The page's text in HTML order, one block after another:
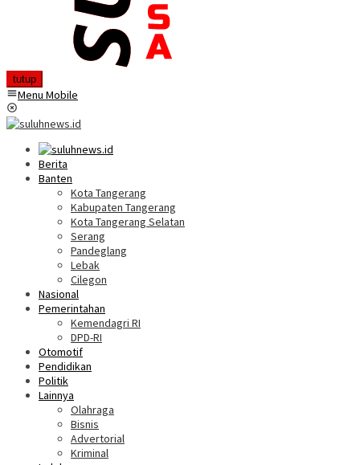
tutup
Menu Mobile
Berita
Banten
Kota Tangerang
Kabupaten Tangerang
Kota Tangerang Selatan
Serang
Pandeglang
Lebak
Cilegon
Nasional
Pemerintahan
Kemendagri RI
DPD-RI
Otomotif
Pendidikan
Politik
Lainnya
Olahraga
Bisnis
Advertorial
Kriminal